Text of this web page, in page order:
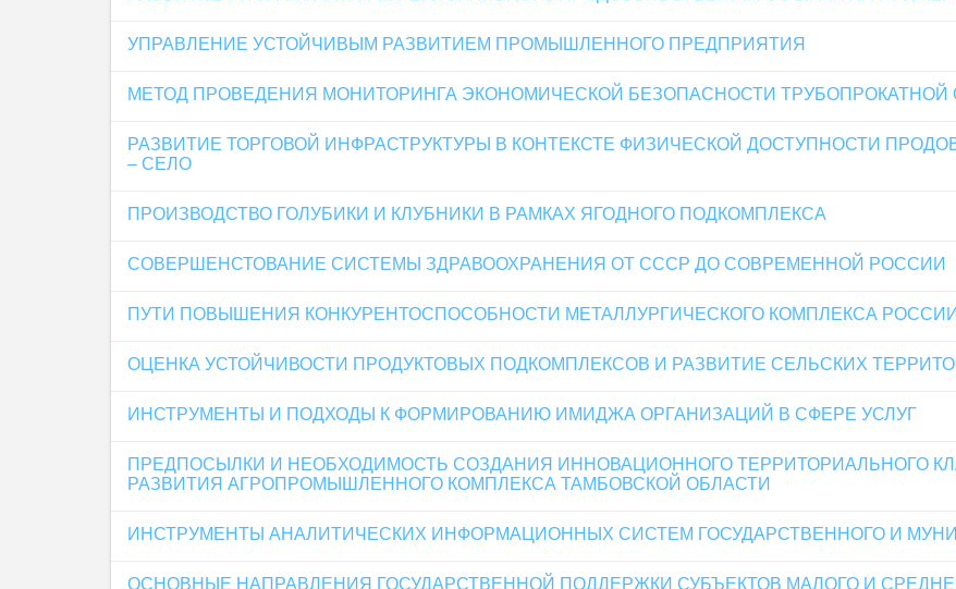
УПРАВЛЕНИЕ УСТОЙЧИВЫМ РАЗВИТИЕМ ПРОМЫШЛЕННОГО ПРЕДПРИЯТИЯ
МЕТОД ПРОВЕДЕНИЯ МОНИТОРИНГА ЭКОНОМИЧЕСКОЙ БЕЗОПАСНОСТИ ТРУБОПРОКАТНОЙ
РАЗВИТИЕ ТОРГОВОЙ ИНФРАСТРУКТУРЫ В КОНТЕКСТЕ ФИЗИЧЕСКОЙ ДОСТУПНОСТИ
– СЕЛО
ПРОИЗВОДСТВО ГОЛУБИКИ И КЛУБНИКИ В РАМКАХ ЯГОДНОГО ПОДКОМПЛЕКСА
СОВЕРШЕНСТОВАНИЕ СИСТЕМЫ ЗДРАВООХРАНЕНИЯ ОТ СССР ДО СОВРЕМЕННОЙ РОССИИ
ПУТИ ПОВЫШЕНИЯ КОНКУРЕНТОСПОСОБНОСТИ МЕТАЛЛУРГИЧЕСКОГО КОМПЛЕКСА РОССИИ
ОЦЕНКА УСТОЙЧИВОСТИ ПРОДУКТОВЫХ ПОДКОМПЛЕКСОВ И РАЗВИТИЕ СЕЛЬСКИХ
ИНСТРУМЕНТЫ И ПОДХОДЫ К ФОРМИРОВАНИЮ ИМИДЖА ОРГАНИЗАЦИЙ В СФЕРЕ УСЛУГ
ПРЕДПОСЫЛКИ И НЕОБХОДИМОСТЬ СОЗДАНИЯ ИННОВАЦИОННОГО ТЕРРИТОРИАЛЬНОГО
РАЗВИТИЯ АГРОПРОМЫШЛЕННОГО КОМПЛЕКСА ТАМБОВСКОЙ ОБЛАСТИ
ИНСТРУМЕНТЫ АНАЛИТИЧЕСКИХ ИНФОРМАЦИОННЫХ СИСТЕМ ГОСУДАРСТВЕННОГО И
ОСНОВНЫЕ НАПРАВЛЕНИЯ ГОСУДАРСТВЕННОЙ ПОДДЕРЖКИ СУБЪЕКТОВ МАЛОГО И